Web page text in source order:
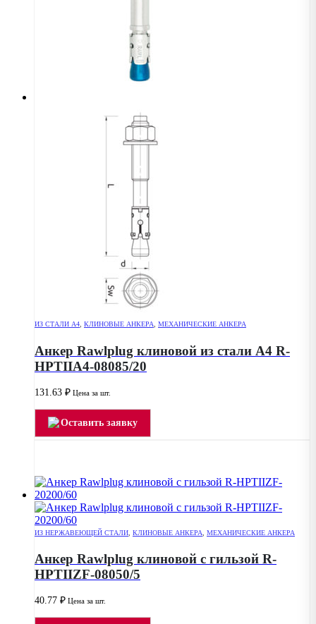
ИЗ СТАЛИ А4 КЛИНОВЫЕ АНКЕРА МЕХАНИЧЕСКИЕ АНКЕРА
Анкер Rawlplug клиновой из стали А4 R-
HPTIIA4-08085/20
131.63 ₽ Цена за шт.
Оставить заявку
ИЗ НЕРЖАВЕЮЩЕЙ СТАЛИ КЛИНОВЫЕ АНКЕРА МЕХАНИЧЕСКИЕ АНКЕРА
Анкер Rawlplug клиновой с гильзой R-
HPTIIZF-08050/5
40.77 ₽ Цена за шт.